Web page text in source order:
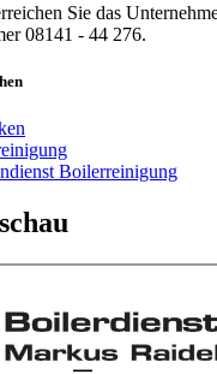
Sie das
08141 - 44 276.
Boilerreinigung